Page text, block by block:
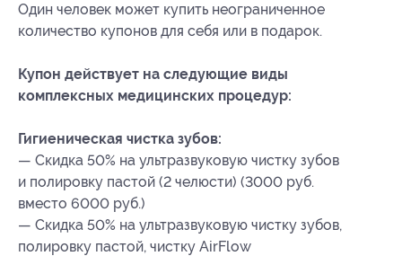
Один человек может купить неограниченное
количество купонов для себя или в подарок.
Купон действует на следующие виды
комплексных медицинских процедур:
Гигиеническая чистка зубов:
— Скидка 50% на ультразвуковую чистку зубов
и полировку пастой (2 челюсти) (3000 руб.
вместо 6000 руб.)
— Скидка 50% на ультразвуковую чистку зубов,
полировку пастой, чистку AirFlow